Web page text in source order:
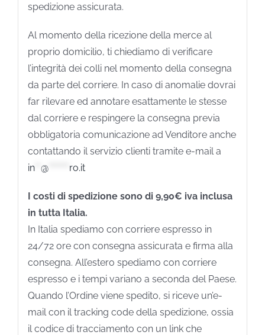
spedizione assicurata.
Al momento della ricezione della merce al
proprio domicilio, ti chiediamo di verificare
l’integrità dei colli nel momento della consegna
da parte del corriere. In caso di anomalie dovrai
far rilevare ed annotare esattamente le stesse
dal corriere e respingere la consegna previa
obbligatoria comunicazione ad Venditore anche
contattando il servizio clienti tramite e-mail a
in** @******* ro.it
I costi di spedizione sono di 9,90€ iva inclusa
in tutta Italia.
In Italia spediamo con corriere espresso in
24/72 ore con consegna assicurata e firma alla
consegna. All’estero spediamo con corriere
espresso e i tempi variano a seconda del Paese.
Quando l’Ordine viene spedito, si riceve un’e-
mail con il tracking code della spedizione, ossia
il codice di tracciamento con un link che